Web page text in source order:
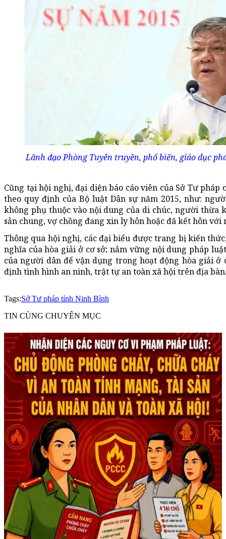
Lãnh đạo Phòng Tuyên truyền, phổ biến, giáo dục
Cũng tại hội nghị, đại diện báo cáo viên của Sở Tư
theo quy định của Bộ luật Dân sự năm 2015, như:
không phụ thuộc vào nội dung của di chúc, người
sản chung, vợ chồng đang xin ly hôn hoặc đã kết hôn
Thông qua hội nghị, các đại biểu được trang bị kiến
nghĩa của hòa giải ở cơ sở; nắm vững nội dung pháp
của người dân để vận dụng trong hoạt động hòa giải
định tình hình an ninh, trật tự an toàn xã hội trên địa
Tags:Sở Tư pháp tỉnh Ninh Bình
TIN CÙNG CHUYÊN MỤC